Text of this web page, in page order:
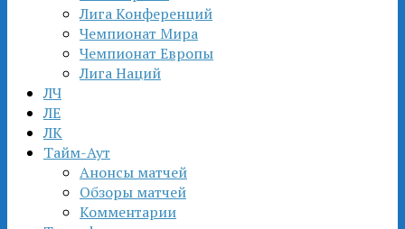
Лига Конференций
Чемпионат Мира
Чемпионат Европы
Лига Наций
ЛЧ
ЛЕ
ЛК
Тайм-Аут
Анонсы матчей
Обзоры матчей
Комментарии